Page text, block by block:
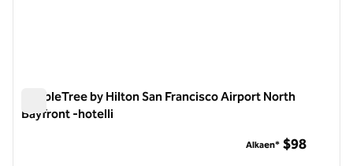
DoubleTree by Hilton San Francisco Airport North
Bayfront -hotelli
Alkaen* $98